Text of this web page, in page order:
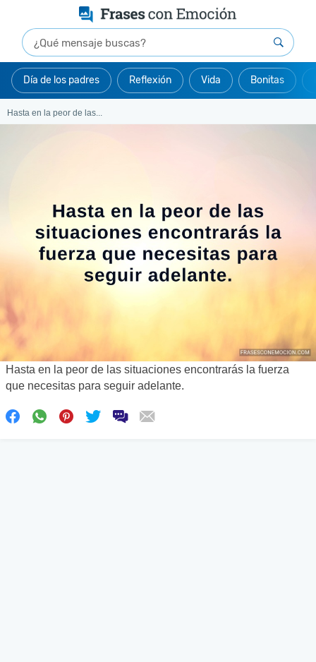
Día de los padres Reflexión Vida Bonitas
Hasta en la peor de las...
Hasta en la peor de las situaciones encontrarás la fuerza
que necesitas para seguir adelante.